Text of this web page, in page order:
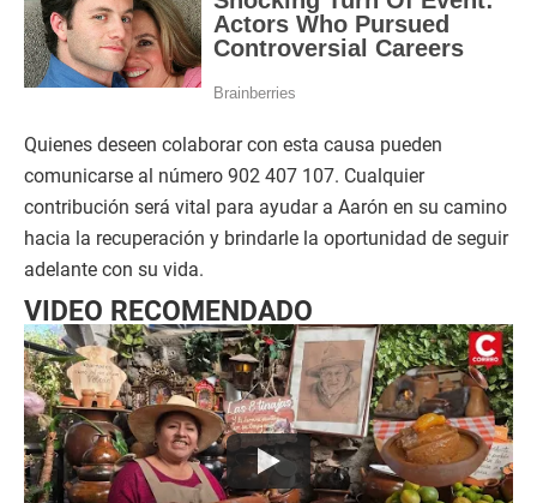
Quienes deseen colaborar con esta causa pueden
comunicarse al número 902 407 107. Cualquier
contribución será vital para ayudar a Aarón en su camino
hacia la recuperación y brindarle la oportunidad de seguir
adelante con su vida.
VIDEO RECOMENDADO